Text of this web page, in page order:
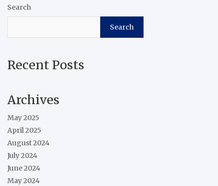
Search
Search
Recent Posts
Archives
May 2025
April 2025
August 2024
July 2024
June 2024
May 2024